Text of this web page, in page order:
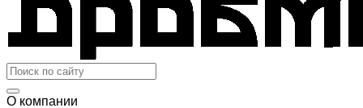
О компании